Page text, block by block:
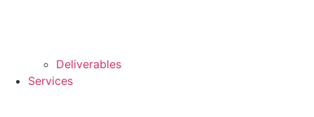
Deliverables
Services